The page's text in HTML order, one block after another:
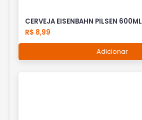
CERVEJA EISENBAHN PILSEN 600ML
R$ 8,99
Adicionar